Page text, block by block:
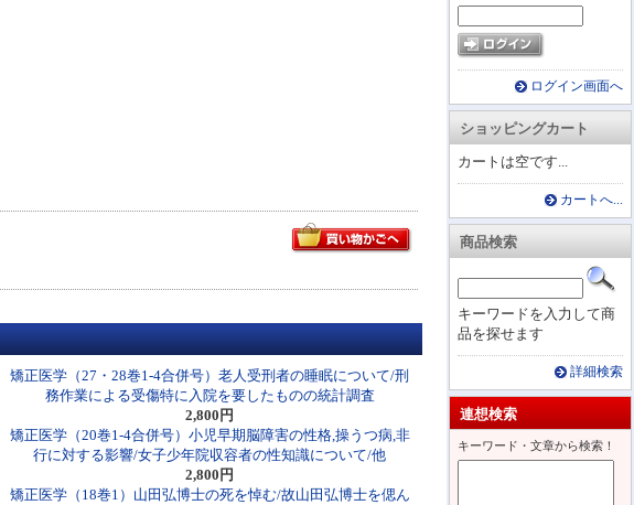
ログイン画面へ
ショッピングカート
カートは空です...
カートへ...
商品検索
キーワードを入力して商
品を探せます
詳細検索
連想検索
キーワード・文章から検索！
矯正医学（27・28巻1-4合併号）老人受刑者の睡眠について/刑
務作業による受傷特に入院を要したものの統計調査
2,800円
矯正医学（20巻1-4合併号）小児早期脳障害の性格,操うつ病,非
行に対する影響/女子少年院収容者の性知識について/他
2,800円
矯正医学（18巻1）山田弘博士の死を悼む/故山田弘博士を偲ん